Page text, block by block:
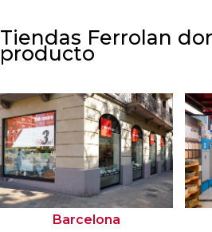
Tiendas Ferrolan
producto
Barcelona